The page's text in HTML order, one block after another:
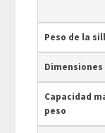
Peso de la
Dimensiones
Capacidad
peso